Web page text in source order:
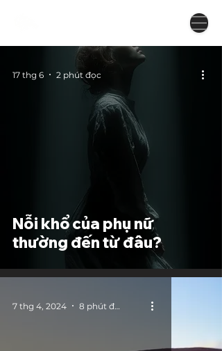
Nỗi khổ của phụ nữ
thường đến từ đâu?
17 thg 6 2 phút đọc
7 thg 4, 2024 8 phút đọc